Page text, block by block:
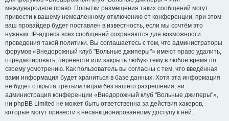
международное право. Попытки размещения таких сообщений могут
привести к вашему немедленному отключению от конференции, при этом
ваш провайдер будет поставлен в известность, если мы сочтём это
нужным. IP-адреса всех сообщений сохраняются для возможности
проведения такой политики. Вы соглашаетесь с тем, что администраторы
форумов «Внедорожный клуб "Вольные джиперы"» имеют право удалить,
отредактировать, перенести или закрыть любую тему в любое время по
своему усмотрению. Как пользователь вы согласны с тем, что введённая
вами информация будет храниться в базе данных. Хотя эта информация
не будет открыта третьим лицам без вашего разрешения, ни
администрация конференции «Внедорожный клуб "Вольные джиперы"»,
ни phpBB Limited не может быть ответственна за действия хакеров,
которые могут привести к несанкционированному доступу к ней.